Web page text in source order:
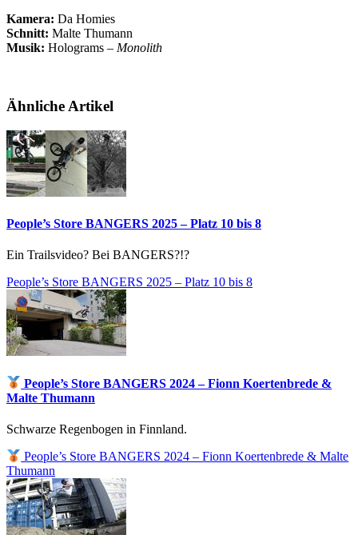
Kamera: Da Homies
Schnitt: Malte Thumann
Musik: Holograms – Monolith
Ähnliche Artikel
People’s Store BANGERS 2025 – Platz 10 bis 8
Ein Trailsvideo? Bei BANGERS?!?
People’s Store BANGERS 2025 – Platz 10 bis 8
People’s Store BANGERS 2024 – Fionn Koertenbrede &
Malte Thumann
Schwarze Regenbogen in Finnland.
People’s Store BANGERS 2024 – Fionn Koertenbrede & Malte
Thumann